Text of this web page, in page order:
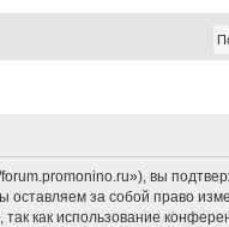
вы
за собой право
как использование